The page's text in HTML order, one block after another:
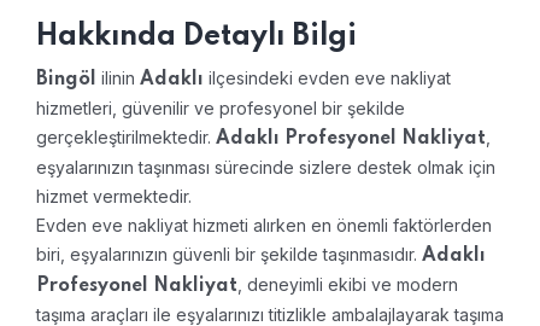
Hakkında Detaylı Bilgi
Bingöl ilinin Adaklı ilçesindeki evden eve nakliyat
hizmetleri, güvenilir ve profesyonel bir şekilde
gerçekleştirilmektedir. Adaklı Profesyonel Nakliyat
eşyalarınızın taşınması sürecinde sizlere destek olmak için
hizmet vermektedir.
Evden eve nakliyat hizmeti alırken en önemli faktörlerden
biri, eşyalarınızın güvenli bir şekilde taşınmasıdır. Adaklı
Profesyonel Nakliyat , deneyimli ekibi ve modern
taşıma araçları ile eşyalarınızı titizlikle ambalajlayarak taşıma